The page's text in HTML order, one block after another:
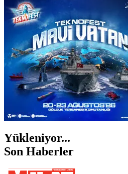
İZMİR
ŞANLIURFA
ŞIRNAK
Yükleniyor...
Son Haberler